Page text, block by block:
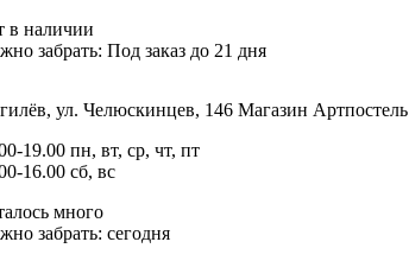
в наличии
забрать: Под заказ до 21 дня
ул. Челюскинцев, 146 Магазин Артпостель
19.00 пн, вт, ср, чт, пт
16.00 сб, вс
много
забрать: сегодня